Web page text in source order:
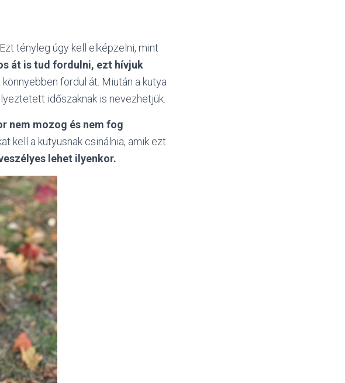
. Ezt tényleg úgy kell elképzelni, mint
át is tud fordulni, ezt hívjuk
könnyebben fordul át. Miután a kutya
időszaknak is nevezhetjük.
nem mozog és nem fog
kell a kutyusnak csinálnia, amik ezt
lehet ilyenkor.